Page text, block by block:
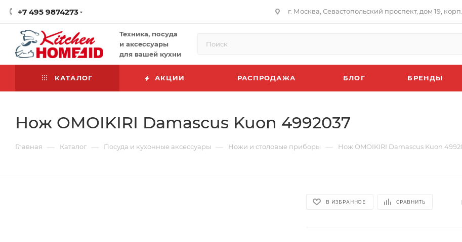
+7 495 9874273 г. Москва, Севастопольский проспект, дом 19, корп.
Техника, посуда
и аксессуары
для вашей кухни
КАТАЛОГ АКЦИИ РАСПРОДАЖА БЛОГ БРЕНДЫ
Нож OMOIKIRI Damascus Kuon 4992037
Главная — Каталог — Посуда и кухонные аксессуары — Ножи и столовые приборы — Нож OMOIKIRI Damascus Kuon
В ИЗБРАННОЕ СРАВНИТЬ